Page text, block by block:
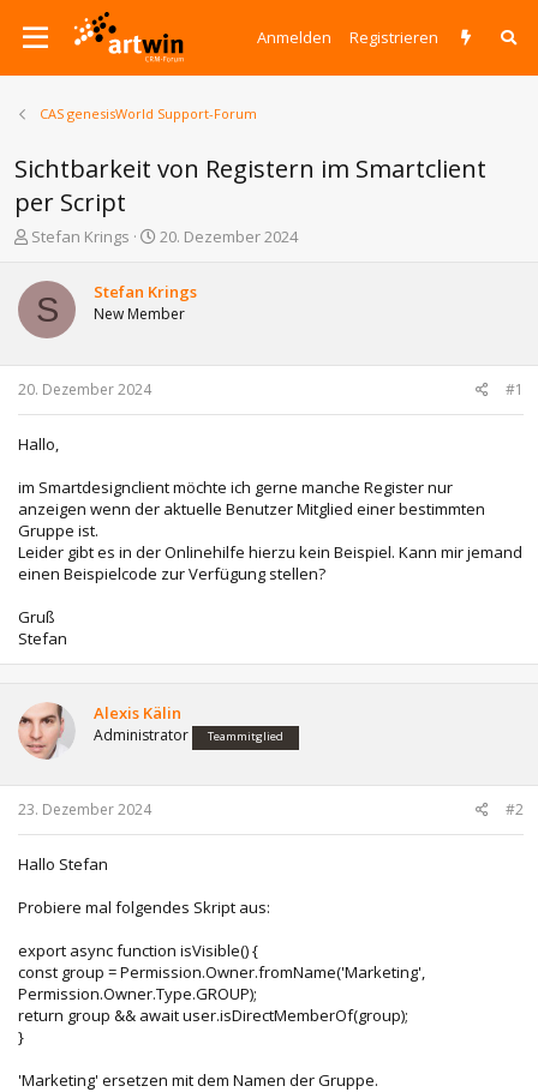
Anmelden Registrieren
CAS genesisWorld Support-Forum
Sichtbarkeit von Registern im Smartclient
per Script
E
s
e
l
e
Stefan Krings
E
t
e
l
20. Dezember 2024
S Stefan Krings
New Member
20. Dezember 2024 #1
Hallo,
im Smartdesignclient möchte ich gerne manche Register nur
anzeigen wenn der aktuelle Benutzer Mitglied einer bestimmten
Gruppe ist.
Leider gibt es in der Onlinehilfe hierzu kein Beispiel. Kann mir jemand
einen Beispielcode zur Verfügung stellen?
Gruß
Stefan
Alexis Kälin
Administrator Teammitglied
23. Dezember 2024 #2
Hallo Stefan
Probiere mal folgendes Skript aus:
export async function isVisible() {
const group = Permission.Owner.fromName('Marketing',
Permission.Owner.Type.GROUP);
return group && await user.isDirectMemberOf(group);
}
'Marketing' ersetzen mit dem Namen der Gruppe.